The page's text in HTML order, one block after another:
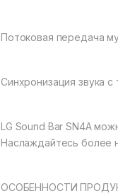
Потоковая передача
Синхронизация звука
LG Sound Bar SN4A
Наслаждайтесь более
ОСОБЕННОСТИ